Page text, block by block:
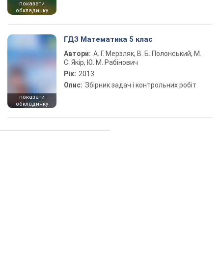
показати
обкладинку
показати
обкладинку
ГДЗ Математика 5 клас
Автори: А. Г. Мерзляк, В. Б. Полонський, М.
С. Якір, Ю. М. Рабінович
Рік: 2013
Опис: Збірник задач і контрольних робіт